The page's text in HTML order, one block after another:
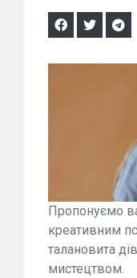
Пропонуємо
креативним
талановита
мистецтвом.